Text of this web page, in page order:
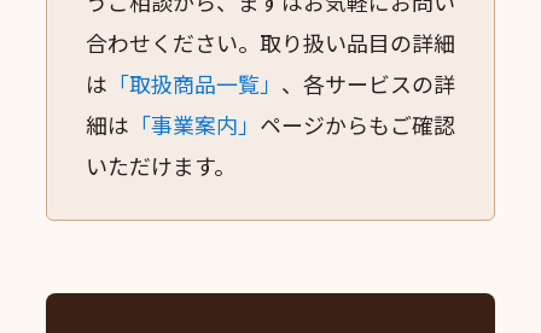
合わせください。取り扱い品目の詳細
は 「取扱商品一覧」 、各サービスの詳
細は 「事業案内」 ページからもご確認
いただけます。